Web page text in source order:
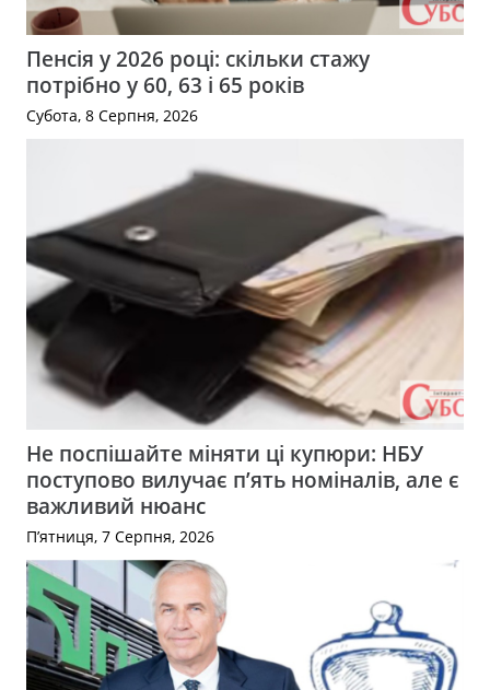
Пенсія у 2026 році: скільки стажу
потрібно у 60, 63 і 65 років
Субота, 8 Серпня, 2026
Не поспішайте міняти ці купюри: НБУ
поступово вилучає п’ять номіналів, але є
важливий нюанс
П’ятниця, 7 Серпня, 2026